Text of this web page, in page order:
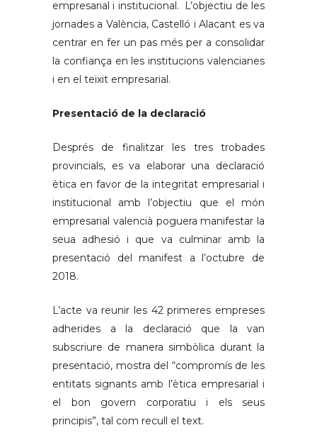
empresarial i institucional. L’objectiu de les
jornades a València, Castelló i Alacant es va
centrar en fer un pas més per a consolidar
la confiança en les institucions valencianes
i en el teixit empresarial.
Presentació de la declaració
Després de finalitzar les tres trobades
provincials, es va elaborar una declaració
ètica en favor de la integritat empresarial i
institucional amb l’objectiu que el món
empresarial valencià poguera manifestar la
seua adhesió i que va culminar amb la
presentació del manifest a l’octubre de
2018.
L’acte va reunir les 42 primeres empreses
adherides a la declaració que la van
subscriure de manera simbòlica durant la
presentació, mostra del “compromís de les
entitats signants amb l’ètica empresarial i
el bon govern corporatiu i els seus
principis”, tal com recull el text.